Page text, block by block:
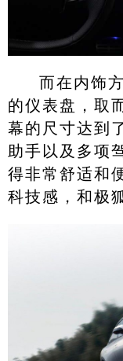
而在内饰
的仪表盘，取
幕的尺寸达到
助手以及多项
得非常舒适和
科技感，和极